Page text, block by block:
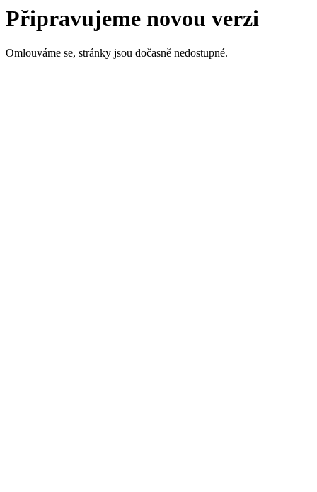
Připravujeme novou verzi
Omlouváme se, stránky jsou dočasně nedostupné.